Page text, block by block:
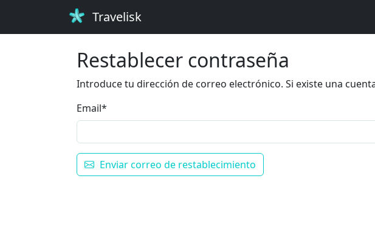
Travelisk
Restablecer contraseña
Introduce tu dirección de correo electrónico. Si existe una
Email*
Enviar correo de restablecimiento